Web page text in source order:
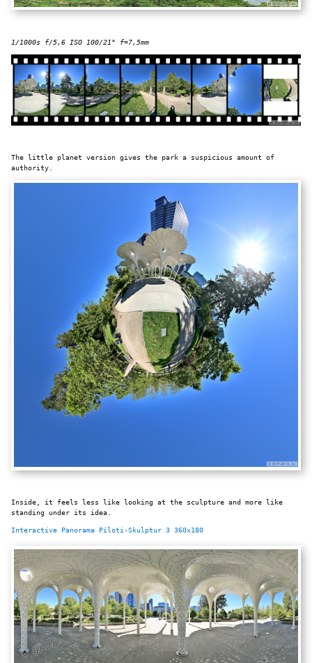
1/1000s f/5,6 ISO 100/21° f=7,5mm
The little planet version gives the park a suspicious amount of
authority.
Inside, it feels less like looking at the sculpture and more like
standing under its idea.
Interactive Panorama Piloti-Skulptur 3 360x180